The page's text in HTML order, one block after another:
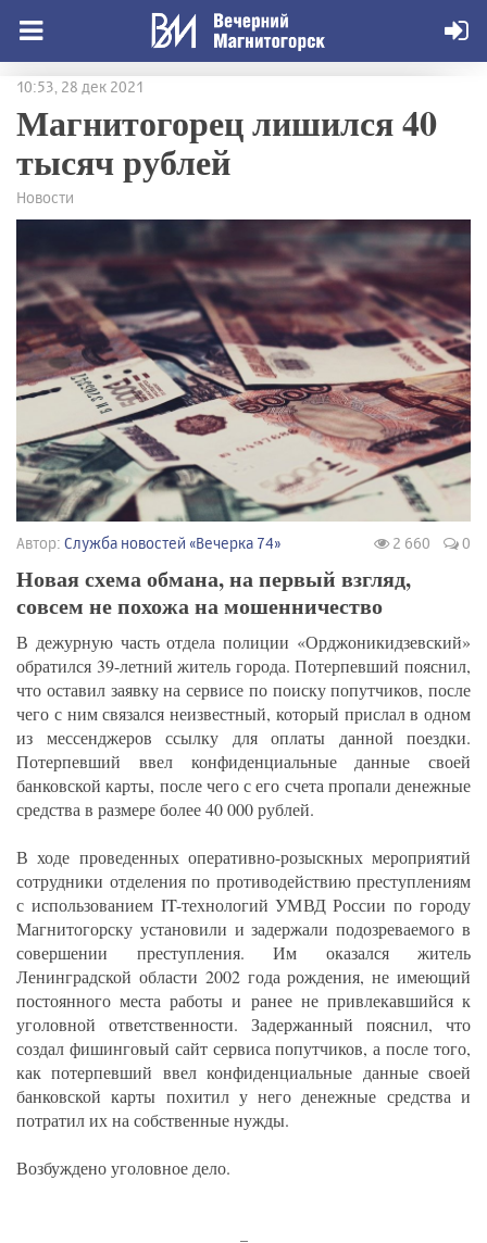
10:53, 28 дек 2021
Магнитогорец лишился 40
тысяч рублей
Новости
Автор: Служба новостей «Вечерка 74» 2 660 0
Новая схема обмана, на первый взгляд,
совсем не похожа на мошенничество
В дежурную часть отдела полиции «Орджоникидзевский»
обратился 39-летний житель города. Потерпевший пояснил,
что оставил заявку на сервисе по поиску попутчиков, после
чего с ним связался неизвестный, который прислал в одном
из мессенджеров ссылку для оплаты данной поездки.
Потерпевший ввел конфиденциальные данные своей
банковской карты, после чего с его счета пропали денежные
средства в размере более 40 000 рублей.
В ходе проведенных оперативно-розыскных мероприятий
сотрудники отделения по противодействию преступлениям
с использованием IT-технологий УМВД России по городу
Магнитогорску установили и задержали подозреваемого в
совершении преступления. Им оказался житель
Ленинградской области 2002 года рождения, не имеющий
постоянного места работы и ранее не привлекавшийся к
уголовной ответственности. Задержанный пояснил, что
создал фишинговый сайт сервиса попутчиков, а после того,
как потерпевший ввел конфиденциальные данные своей
банковской карты похитил у него денежные средства и
потратил их на собственные нужды.
Возбуждено уголовное дело.